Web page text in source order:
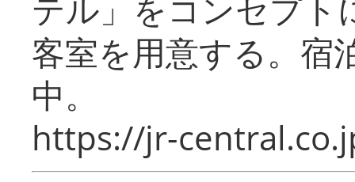
テル」をコンセプト
客室を用意する。宿
中。
https://jr-